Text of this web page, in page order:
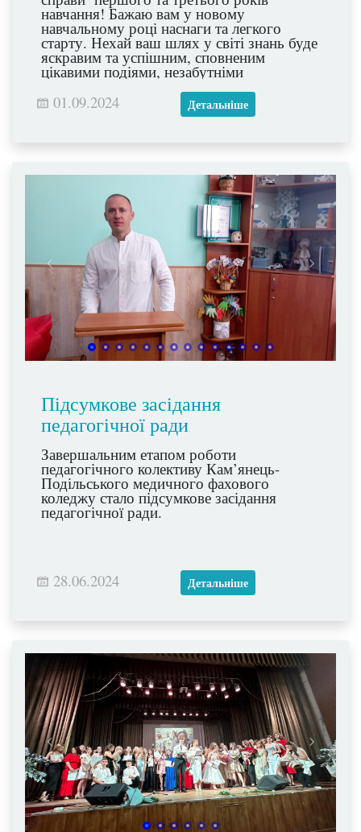
навчання! Бажаю вам у новому
навчальному році наснаги та легкого
старту. Нехай ваш шлях у світі знань буде
яскравим та успішним, сповненим
цікавими подіями, незабутніми
враженнями та високими досягненнями!
Нехай заняття будуть мирними та
Переможного, навчального року!
01.09.2024 Детальніше
Підсумкове засідання
педагогічної ради
Завершальним етапом роботи
педагогічного колективу Кам’янець-
Подільського медичного фахового
коледжу стало підсумкове засідання
педагогічної ради.
28.06.2024 Детальніше